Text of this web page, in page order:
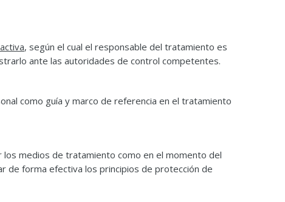
, según el cual el responsable del tratamiento es
ante las autoridades de control competentes.
como guía y marco de referencia en el tratamiento
medios de tratamiento como en el momento del
de forma efectiva los principios de protección de